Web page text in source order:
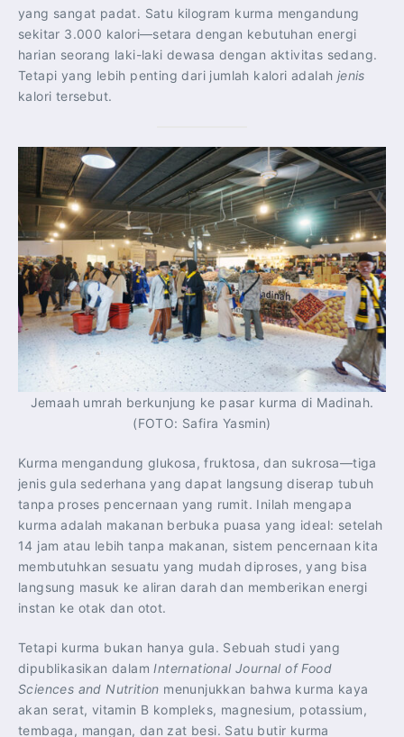
yang sangat padat. Satu kilogram kurma mengandung
sekitar 3.000 kalori—setara dengan kebutuhan energi
harian seorang laki-laki dewasa dengan aktivitas sedang.
Tetapi yang lebih penting dari jumlah kalori adalah jenis
kalori tersebut.
Jemaah umrah berkunjung ke pasar kurma di Madinah.
(FOTO: Safira Yasmin)
Kurma mengandung glukosa, fruktosa, dan sukrosa—tiga
jenis gula sederhana yang dapat langsung diserap tubuh
tanpa proses pencernaan yang rumit. Inilah mengapa
kurma adalah makanan berbuka puasa yang ideal: setelah
14 jam atau lebih tanpa makanan, sistem pencernaan kita
membutuhkan sesuatu yang mudah diproses, yang bisa
langsung masuk ke aliran darah dan memberikan energi
instan ke otak dan otot.
Tetapi kurma bukan hanya gula. Sebuah studi yang
dipublikasikan dalam International Journal of Food
Sciences and Nutrition menunjukkan bahwa kurma kaya
akan serat, vitamin B kompleks, magnesium, potassium,
tembaga, mangan, dan zat besi. Satu butir kurma